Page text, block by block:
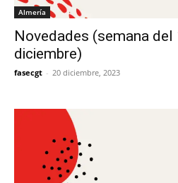
Almería
Novedades (semana del
diciembre)
fasecgt - 20 diciembre, 2023